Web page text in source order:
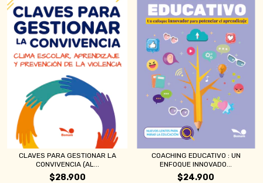
CLAVES PARA GESTIONAR LA
CONVIVENCIA (AL...
$28.900
COACHING EDUCATIVO : UN
ENFOQUE INNOVADO...
$24.900